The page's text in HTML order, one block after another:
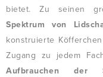
bietet. Zu seinen
Spektrum von
konstruierte
Zugang zu jedem
Aufbrauchen der